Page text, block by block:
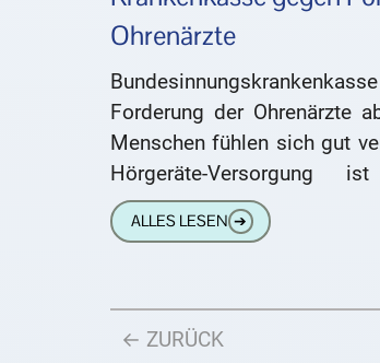
Ohrenärzte
Forderung der Ohrenärzte
Menschen fühlen sich gut
Hörgeräte-Versorgung
Mehrheit der
zufrieden. (Bildquelle:
ALLES LESEN ➔
← ZURÜCK